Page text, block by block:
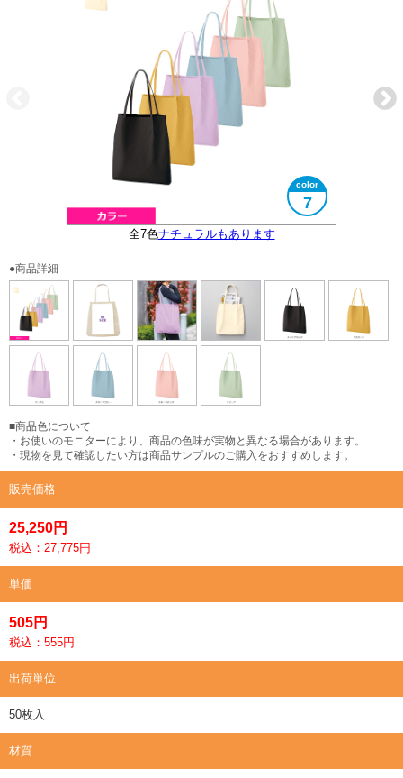
全7色ナチュラルもあります
7
B4サイズ対応
大きさイメージ
使用イメージ
●商品詳細
■商品色について
・お使いのモニターにより、商品の色味が実物と異なる場合があります。
・現物を見て確認したい方は商品サンプルのご購入をおすすめします。
販売価格
25,250円
税込：27,775円
単価
505円
税込：555円
出荷単位
50枚入
材質